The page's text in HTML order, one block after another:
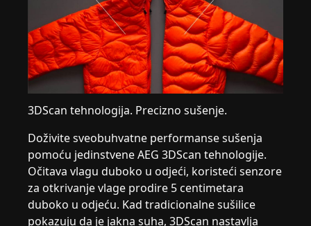
3DScan tehnologija. Precizno sušenje.
Doživite sveobuhvatne performanse sušenja
pomoću jedinstvene AEG 3DScan tehnologije.
Očitava vlagu duboko u odjeći, koristeći senzore
za otkrivanje vlage prodire 5 centimetara
duboko u odjeću. Kad tradicionalne sušilice
pokazuju da je jakna suha, 3DScan nastavlja